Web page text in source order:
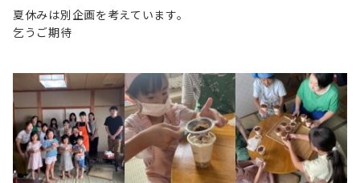
夏休みは別企画を考えています。
乞うご期待